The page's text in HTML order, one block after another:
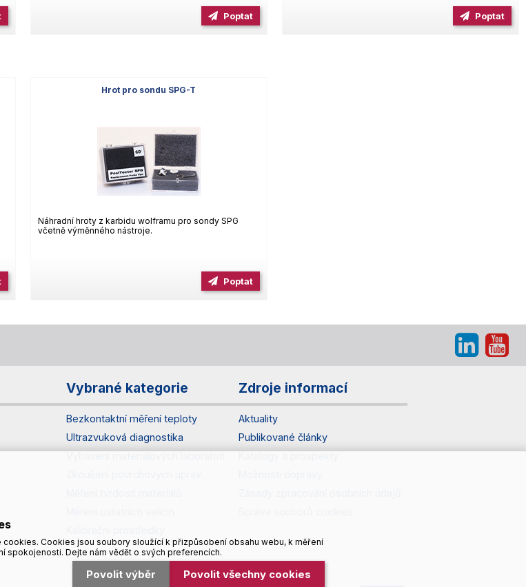
Poptat Poptat
Hrot pro sondu SPG-T
Náhradní hroty z karbidu wolframu pro sondy SPG
včetně výměnného nástroje.
Poptat
Vybrané kategorie
Bezkontaktní měření teploty
Ultrazvuková diagnostika
Zdroje informací
Aktuality
Publikované články
Cookies jsou soubory sloužící k přizpůsobení obsahu webu, k měření
spokojenosti. Dejte nám vědět o svých preferencích.
Povolit výběr Povolit všechny cookies